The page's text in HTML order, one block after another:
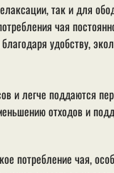
так и для
чая
удобству,
и легче поддаются
отходов и
потребление чая,